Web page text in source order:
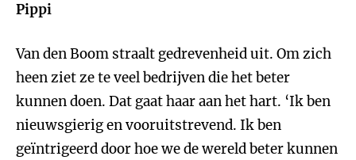
Pippi
Van den Boom straalt gedrevenheid uit. Om zich
heen ziet ze te veel bedrijven die het beter
kunnen doen. Dat gaat haar aan het hart. ‘Ik ben
nieuwsgierig en vooruitstrevend. Ik ben
geïntrigeerd door hoe we de wereld beter kunnen